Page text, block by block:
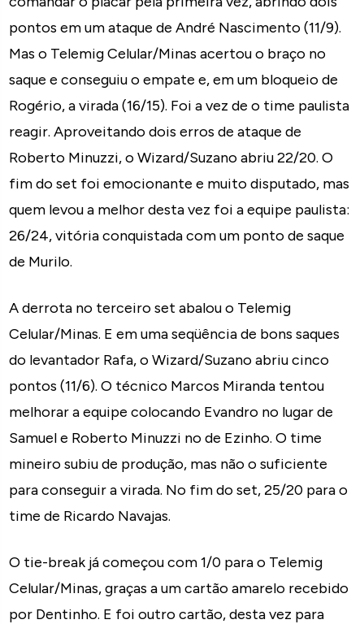
pontos em um ataque de André Nascimento (11/9).
Mas o Telemig Celular/Minas acertou o braço no
saque e conseguiu o empate e, em um bloqueio de
Rogério, a virada (16/15). Foi a vez de o time paulista
reagir. Aproveitando dois erros de ataque de
Roberto Minuzzi, o Wizard/Suzano abriu 22/20. O
fim do set foi emocionante e muito disputado, mas
quem levou a melhor desta vez foi a equipe paulista:
26/24, vitória conquistada com um ponto de saque
de Murilo.
A derrota no terceiro set abalou o Telemig
Celular/Minas. E em uma seqüência de bons saques
do levantador Rafa, o Wizard/Suzano abriu cinco
pontos (11/6). O técnico Marcos Miranda tentou
melhorar a equipe colocando Evandro no lugar de
Samuel e Roberto Minuzzi no de Ezinho. O time
mineiro subiu de produção, mas não o suficiente
para conseguir a virada. No fim do set, 25/20 para o
time de Ricardo Navajas.
O tie-break já começou com 1/0 para o Telemig
Celular/Minas, graças a um cartão amarelo recebido
por Dentinho. E foi outro cartão, desta vez para